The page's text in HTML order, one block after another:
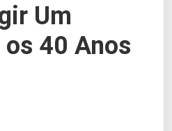
Um
40 Anos